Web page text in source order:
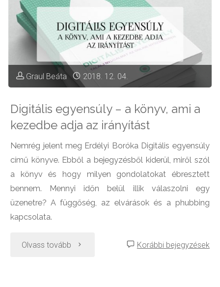
Graul Beáta 2018. 12. 04.
Digitális egyensúly – a könyv, ami a
kezedbe adja az irányítást
Nemrég jelent meg Erdélyi Boróka Digitális egyensúly
című könyve. Ebből a bejegyzésből kiderül, miről szól
a könyv és hogy milyen gondolatokat ébresztett
bennem. Mennyi időn belül illik válaszolni egy
üzenetre? A függőség, az elvárások és a phubbing
kapcsolata.
Olvass tovább "Digitális Korábbi bejegyzések